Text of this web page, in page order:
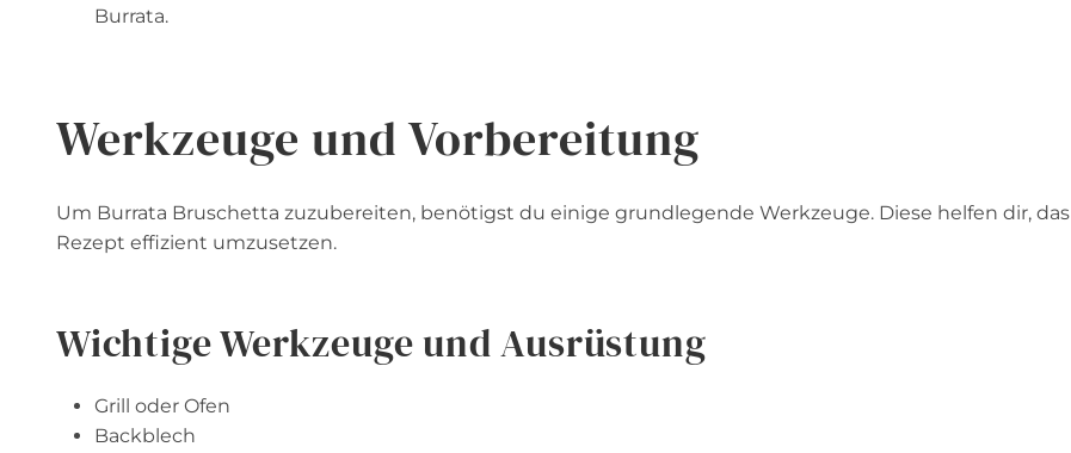
Burrata.
Werkzeuge und Vorbereitung
Um Burrata Bruschetta zuzubereiten, benötigst du einige grundlegende Werkzeuge. Diese helfen dir, das
Rezept effizient umzusetzen.
Wichtige Werkzeuge und Ausrüstung
Grill oder Ofen
Backblech